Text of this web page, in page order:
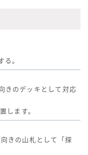
る。
きのデッキとして対応
します。
きの山札として「探